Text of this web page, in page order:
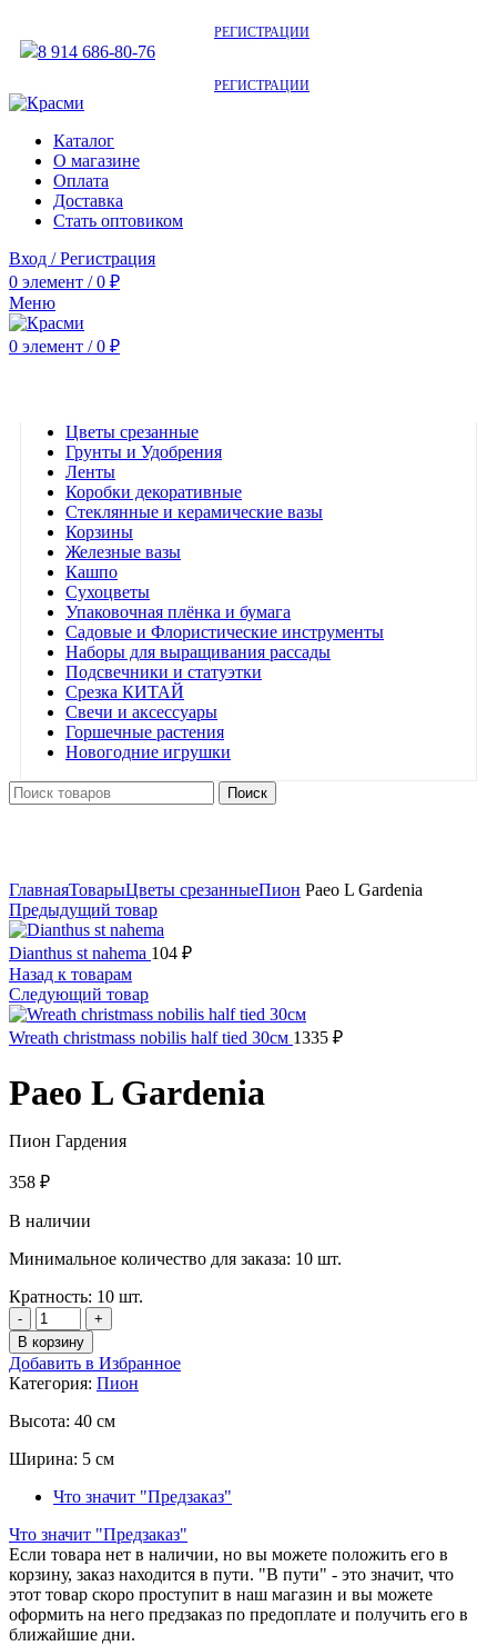
РЕГИСТРАЦИИ
8 914 686-80-76
РЕГИСТРАЦИИ
Каталог
О магазине
Оплата
Доставка
Стать оптовиком
Вход / Регистрация
0 элемент / 0 ₽
Меню
0 элемент / 0 ₽
Цветы срезанные
Грунты и Удобрения
Ленты
Коробки декоративные
Стеклянные и керамические вазы
Корзины
Железные вазы
Кашпо
Сухоцветы
Упаковочная плёнка и бумага
Садовые и Флористические инструменты
Наборы для выращивания рассады
Подсвечники и статуэтки
Срезка КИТАЙ
Свечи и аксессуары
Горшечные растения
Новогодние игрушки
Поиск
ГлавнаяТоварыЦветы срезанныеПион Paeo L Gardenia
Предыдущий товар
Dianthus st nahema 104 ₽
Назад к товарам
Следующий товар
Wreath christmass nobilis half tied 30см 1335 ₽
Paeo L Gardenia
Пион Гардения
358 ₽
В наличии
Минимальное количество для заказа: 10 шт.
Кратность: 10 шт.
Количество
товара
Paeo
L
Gardenia
В корзину
Добавить в Избранное
Категория: Пион
Высота: 40 см
Ширина: 5 см
Что значит "Предзаказ"
Что значит "Предзаказ"
Если товара нет в наличии, но вы можете положить его в
корзину, заказ находится в пути. "В пути" - это значит, что
этот товар скоро проступит в наш магазин и вы можете
оформить на него предзаказ по предоплате и получить его в
ближайшие дни.